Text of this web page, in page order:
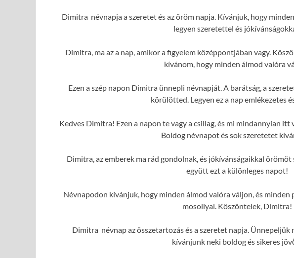
Dimitra névnapja a szeretet és az öröm napja. Kívánjuk, hogy
legyen szeretettel és
Dimitra, ma az a nap, amikor a figyelem középpontjában vagy.
kívánom, hogy minden álmod valóra
Ezen a szép napon Dimitra ünnepli névnapját. A barátság, a
körülötted. Legyen ez a nap emlékezetes
Kedves Dimitra! Ezen a napon te vagy a csillag, és mi mindannyian
Boldog névnapot és sok szeretetet
Dimitra, az emberek ma rád gondolnak, és jókívánságaikkal
együtt ezt a különleges napot!
Névnapodon kívánjuk, hogy minden álmod valóra váljon, és minden
mosollyal. Köszöntelek, Dimitra!
Dimitra névnap az összetartozás és a szeretet napja. Ünnepeljük
kívánjunk neki boldog és sikeres